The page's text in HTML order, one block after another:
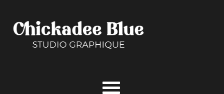
Aller
au
contenu